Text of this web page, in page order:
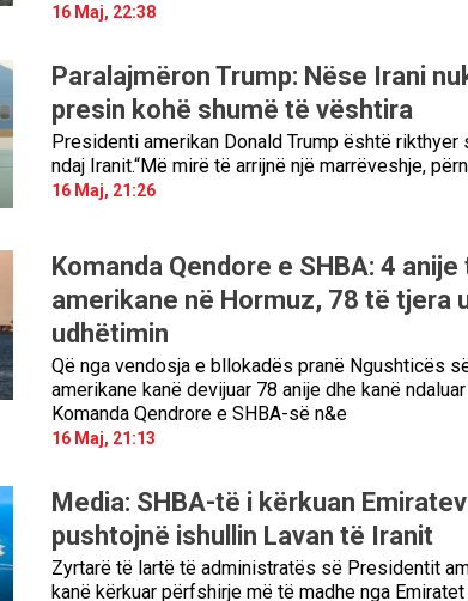
16 Maj, 22:38
Paralajmëron Trump: Nëse Irani
presin kohë shumë të vështira
Presidenti amerikan Donald Trump është
ndaj Iranit.“Më mirë të arrijnë një marrëveshje,
16 Maj, 21:26
Komanda Qendore e SHBA: 4
amerikane në Hormuz, 78 të tjera
udhëtimin
Që nga vendosja e bllokadës pranë Ngushticës
amerikane kanë devijuar 78 anije dhe kanë
Komanda Qendrore e SHBA-së n&e
16 Maj, 21:13
Media: SHBA-të i kërkuan
pushtojnë ishullin Lavan të Iranit
Zyrtarë të lartë të administratës së Presidentit
kanë kërkuar përfshirje më të madhe nga